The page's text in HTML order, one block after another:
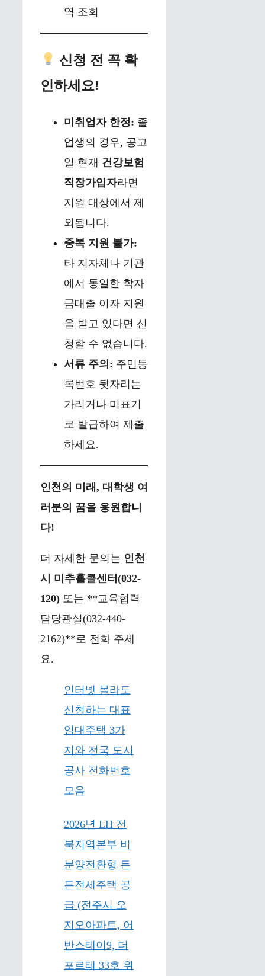
역 조회
신청 전 꼭 확
인하세요!
미취업자 한정: 졸
업생의 경우, 공고
일 현재 건강보험
직장가입자라면
지원 대상에서 제
외됩니다.
중복 지원 불가:
타 지자체나 기관
에서 동일한 학자
금대출 이자 지원
을 받고 있다면 신
청할 수 없습니다.
서류 주의: 주민등
록번호 뒷자리는
가리거나 미표기
로 발급하여 제출
하세요.
인천의 미래, 대학생 여
러분의 꿈을 응원합니
다!
더 자세한 문의는 인천
시 미추홀콜센터(032-
120) 또는 **교육협력
담당관실(032-440-
2162)**로 전화 주세
요.
인터넷 몰라도
신청하는 대표
임대주택 3가
지와 전국 도시
공사 전화번호
모음
2026년 LH 전
북지역본부 비
분양전환형 든
든전세주택 공
급 (전주시 오
지오아파트, 어
반스테이9, 더
포르테 33호 위